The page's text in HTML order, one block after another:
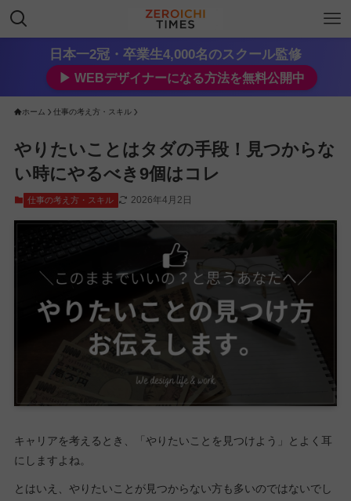
日本一2冠・卒業生4,000名のスクール監修
▶︎ WEBデザイナーになる方法を無料公開中
ホーム 仕事の考え方・スキル
やりたいことはタダの手段！見つからな
い時にやるべき9個はコレ
仕事の考え方・スキル 2026年4月2日
キャリアを考えるとき、「やりたいことを見つけよう」とよく耳
にしますよね。
とはいえ、やりたいことが見つからない方も多いのではないでし